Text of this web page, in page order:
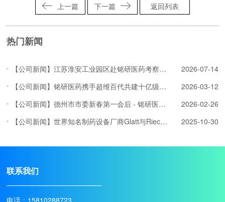
上一篇 下一篇 返回列表
热门新闻
【公司新闻】江苏淮安工业园区赴铭研医药考察交流，深化多肽原料药项目对接
2026-07-14
【公司新闻】铭研医药携手超维百代共建十亿级AI药物研发算力平台
2026-03-12
【公司新闻】德州市市委新春第一会后 - 铭研医药赴乐陵开展项目深化洽谈
2026-02-26
【公司新闻】世界知名制药设备厂商Glatt与Rieckmann技术专家访问铭研医药
2025-10-30
联系我们